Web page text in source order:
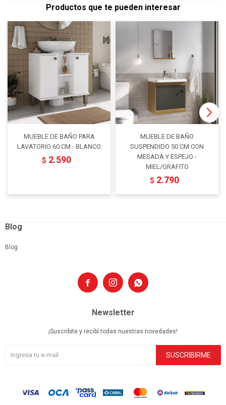
Productos que te pueden interesar
MUEBLE DE BAÑO PARA
LAVATORIO 60 CM - BLANCO
$ 2.590
MUEBLE DE BAÑO
SUSPENDIDO 50 CM CON
MESADA Y ESPEJO -
MIEL/GRAFITO
$ 2.790
  
Blog
Blog
Newsletter
¡Suscribite y recibí todas nuestras novedades!
SUSCRIBIRME